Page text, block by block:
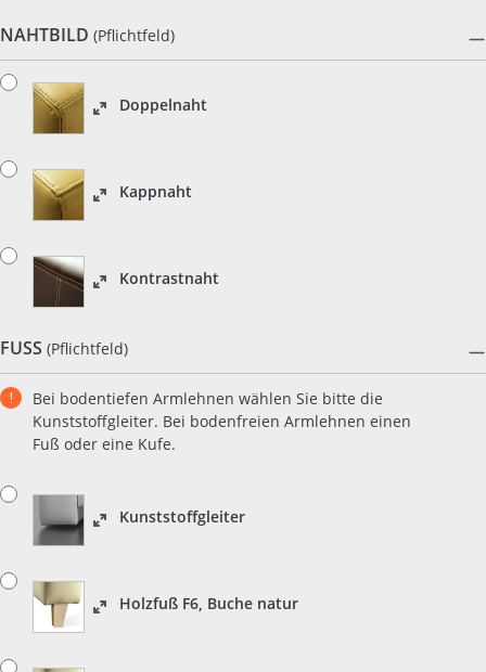
NAHTBILD (Pflichtfeld)
Doppelnaht
Kappnaht
Kontrastnaht
FUSS (Pflichtfeld)
Bei bodentiefen Armlehnen wählen Sie bitte die
Kunststoffgleiter. Bei bodenfreien Armlehnen einen
Fuß oder eine Kufe.
Kunststoffgleiter
Holzfuß F6, Buche natur